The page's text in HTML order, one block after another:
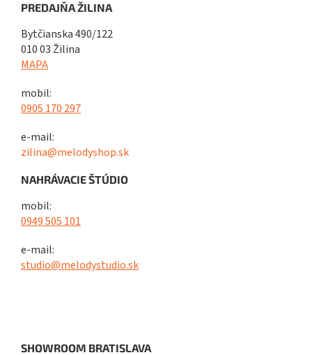
PREDAJŇA ŽILINA
Bytčianska 490/122
010 03 Žilina
MAPA
mobil:
0905 170 297
e-mail:
zilina@melodyshop.sk
NAHRÁVACIE ŠTÚDIO
mobil:
0949 505 101
e-mail:
studio@melodystudio.sk
SHOWROOM BRATISLAVA